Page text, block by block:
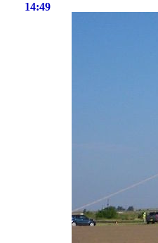
14:49